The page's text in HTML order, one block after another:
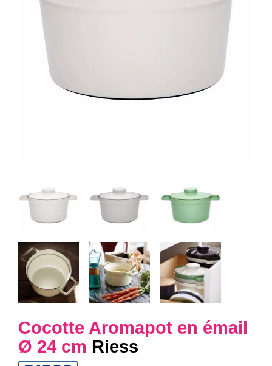
Cocotte Aromapot en émail
Ø 24 cm Riess